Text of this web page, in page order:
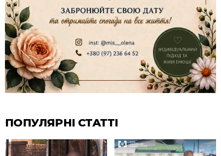
ПОПУЛЯРНІ СТАТТІ